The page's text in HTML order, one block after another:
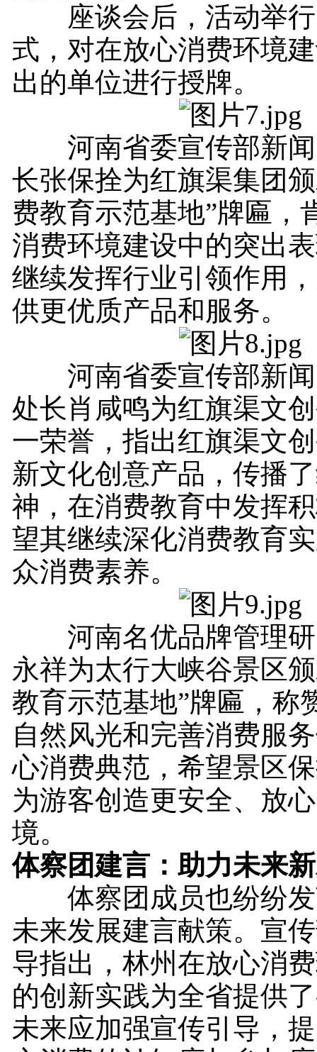
座谈会后，活动举行
式，对在放心消费环境
出的单位进行授牌。
河南省委宣传部新闻
长张保拴为红旗渠集团
费教育示范基地”牌匾，
消费环境建设中的突出
继续发挥行业引领作用
供更优质产品和服务。
河南省委宣传部新闻
处长肖咸鸣为红旗渠文
一荣誉，指出红旗渠文
新文化创意产品，传播
神，在消费教育中发挥
望其继续深化消费教育
众消费素养。
河南名优品牌管理研
永祥为太行大峡谷景区
教育示范基地”牌匾，称
自然风光和完善消费服
心消费典范，希望景区
为游客创造更安全、放
境。
体察团建言：助力未来
体察团成员也纷纷发
未来发展建言献策。宣
导指出，林州在放心消
的创新实践为全省提供
未来应加强宣传引导，